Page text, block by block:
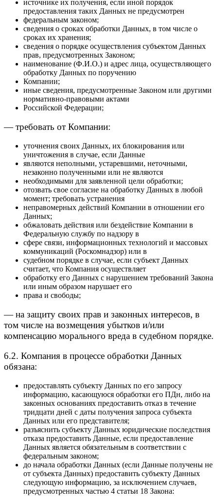
источнике их получения, если иной порядок
предоставления таких Данных не предусмотрен
федеральным законом;
сведения о сроках обработки Данных, в том числе о
сроках их хранения;
сведения о порядке осуществления субъектом Данных
прав, предусмотренных Законом;
наименование (Ф.И.О.) и адрес лица, осуществляющего
обработку Данных по поручению
Компании;
иные сведения, предусмотренные Законом или другими
нормативно-правовыми актами
Российской Федерации;
— требовать от Компании:
уточнения своих Данных, их блокирования или
уничтожения в случае, если Данные
являются неполными, устаревшими, неточными,
незаконно полученными или не являются
необходимыми для заявленной цели обработки;
отозвать свое согласие на обработку Данных в любой
момент; требовать устранения
неправомерных действий Компании в отношении его
Данных;
обжаловать действия или бездействие Компании в
Федеральную службу по надзору в
сфере связи, информационных технологий и массовых
коммуникаций (Роскомнадзор) или в
судебном порядке в случае, если субъект Данных
считает, что Компания осуществляет
обработку его Данных с нарушением требований Закона
или иным образом нарушает его
права и свободы;
— на защиту своих прав и законных интересов, в
том числе на возмещения убытков и/или
компенсацию морального вреда в судебном порядке.
6.2. Компания в процессе обработки Данных
обязана:
предоставлять субъекту Данных по его запросу
информацию, касающуюся обработки его ПДн, либо на
законных основаниях предоставить отказ в течение
тридцати дней с даты получения запроса субъекта
Данных или его представителя;
разъяснить субъекту Данных юридические последствия
отказа предоставить Данные, если предоставление
Данных является обязательным в соответствии с
федеральным законом;
до начала обработки Данных (если Данные получены не
от субъекта Данных) предоставить субъекту Данных
следующую информацию, за исключением случаев,
предусмотренных частью 4 статьи 18 Закона: